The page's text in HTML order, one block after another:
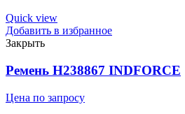
Quick view
Добавить в избранное
Закрыть
Ремень H238867 INDFORCE
Цена по запросу